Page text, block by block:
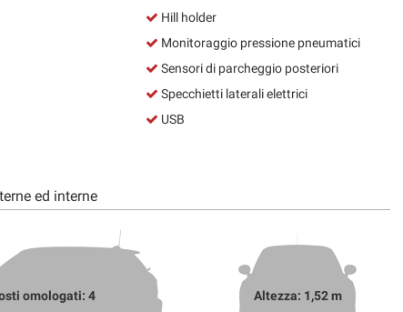
Hill holder
Monitoraggio pressione pneumatici
Sensori di parcheggio posteriori
Specchietti laterali elettrici
USB
ed interne
omologati: 4 Altezza: 1,52 m